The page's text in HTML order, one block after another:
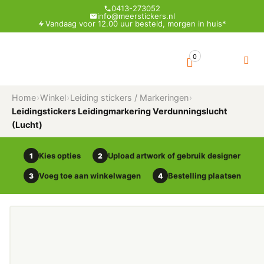
0413-273052
info@meerstickers.nl
Vandaag voor 12.00 uur besteld, morgen in huis*
0
Home›Winkel›Leiding stickers / Markeringen›
Leidingstickers Leidingmarkering Verdunningslucht
(Lucht)
1 Kies opties 2 Upload artwork of gebruik designer
3 Voeg toe aan winkelwagen 4 Bestelling plaatsen